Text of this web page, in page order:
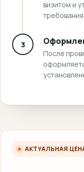
визитом и
3
После
АКТУАЛЬНАЯ